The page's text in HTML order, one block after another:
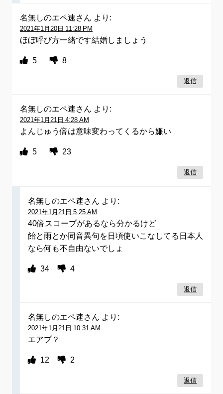
名無しのエペ速さん より:
2021年1月20日 11:28 PM
ほぼ呼び方一緒です結婚しましょう
5 8
返信
名無しのエペ速さん より:
2021年1月21日 4:28 AM
よんじゅう倍は意味変わってくるから嫌い
5 23
返信
名無しのエペ速さん より:
2021年1月21日 5:25 AM
40倍スコープがあるなら分かるけど
飴と雨とか同音異句を日頃使いこなしてる日本人
なら何も不自由ないでしょ
34 4
返信
名無しのエペ速さん より:
2021年1月21日 10:31 AM
エアプ？
12 2
返信